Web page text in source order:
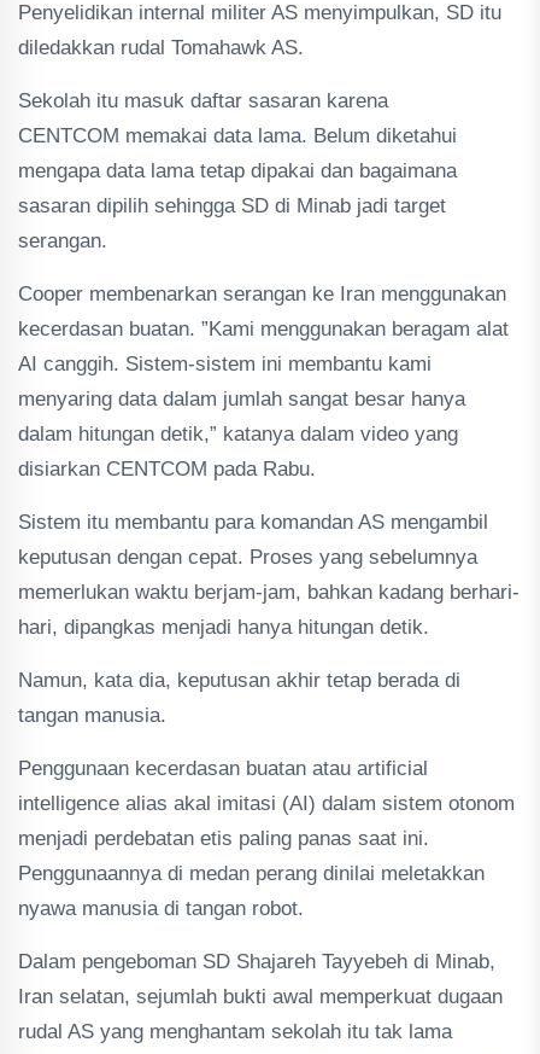
Penyelidikan internal militer AS menyimpulkan, SD itu
diledakkan rudal Tomahawk AS.
Sekolah itu masuk daftar sasaran karena
CENTCOM memakai data lama. Belum diketahui
mengapa data lama tetap dipakai dan bagaimana
sasaran dipilih sehingga SD di Minab jadi target
serangan.
Cooper membenarkan serangan ke Iran menggunakan
kecerdasan buatan. ”Kami menggunakan beragam alat
AI canggih. Sistem-sistem ini membantu kami
menyaring data dalam jumlah sangat besar hanya
dalam hitungan detik,” katanya dalam video yang
disiarkan CENTCOM pada Rabu.
Sistem itu membantu para komandan AS mengambil
keputusan dengan cepat. Proses yang sebelumnya
memerlukan waktu berjam-jam, bahkan kadang berhari-
hari, dipangkas menjadi hanya hitungan detik.
Namun, kata dia, keputusan akhir tetap berada di
tangan manusia.
Penggunaan kecerdasan buatan atau artificial
intelligence alias akal imitasi (AI) dalam sistem otonom
menjadi perdebatan etis paling panas saat ini.
Penggunaannya di medan perang dinilai meletakkan
nyawa manusia di tangan robot.
Dalam pengeboman SD Shajareh Tayyebeh di Minab,
Iran selatan, sejumlah bukti awal memperkuat dugaan
rudal AS yang menghantam sekolah itu tak lama